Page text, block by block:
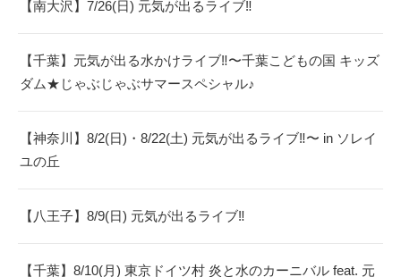
【南大沢】7/26(日) 元気が出るライブ‼︎
【千葉】元気が出る水かけライブ‼︎〜千葉こどもの国 キッズ
ダム★じゃぶじゃぶサマースペシャル♪
【神奈川】8/2(日)・8/22(土) 元気が出るライブ‼︎〜 in ソレイ
ユの丘
【八王子】8/9(日) 元気が出るライブ‼︎
【千葉】8/10(月) 東京ドイツ村 炎と水のカーニバル feat. 元